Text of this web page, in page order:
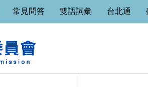
常見問答 雙語詞彙 台北通